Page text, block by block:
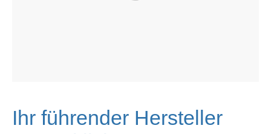
Ihr führender Hersteller